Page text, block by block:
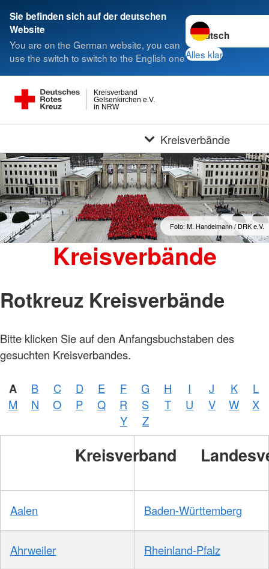
Sie befinden sich auf der deutschen
Website
You are on the German website, you can
use the switch to switch to the English one
Sprache wechseln
Alles klar
in NRW
Gelsenkirchen e.V.
Kreisverband
Kreisverbände
Foto: M. Handelmann / DRK e.V.
Kreisverbände
Rotkreuz Kreisverbände
Bitte klicken Sie auf den Anfangsbuchstaben des
gesuchten Kreisverbandes.
A B C D E F G H I J K
L
M
N O P Q R S T U V W
X
Y
Z
Kreisverband
Aalen Baden-Württemberg
Ahrweiler Rheinland-Pfalz